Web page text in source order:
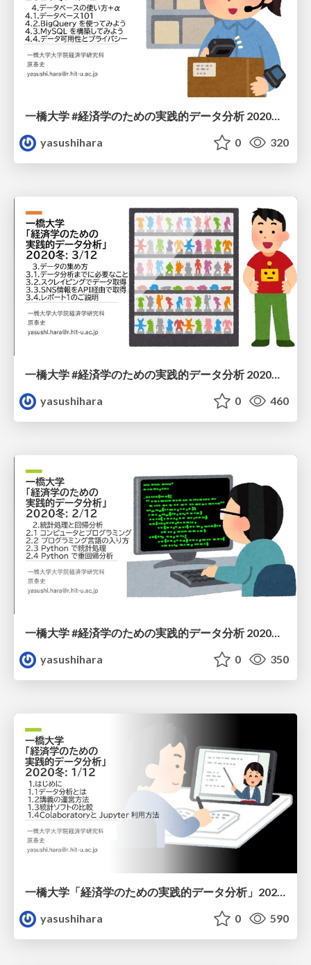
yasushihara
0 320
一橋大学 #経済学のための実践的データ分析 2020冬: 3/12
yasushihara
0 460
一橋大学 #経済学のための実践的データ分析 2020冬: 2/12
yasushihara
0 350
一橋大学「経済学のための実践的データ分析」2020冬 1/12
yasushihara
0 590